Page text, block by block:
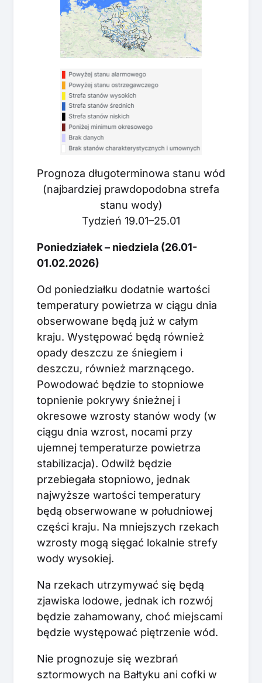
Prognoza długoterminowa stanu wód
(najbardziej prawdopodobna strefa
stanu wody)
Tydzień 19.01–25.01
Poniedziałek – niedziela (26.01-
01.02.2026)
Od poniedziałku dodatnie wartości
temperatury powietrza w ciągu dnia
obserwowane będą już w całym
kraju. Występować będą również
opady deszczu ze śniegiem i
deszczu, również marznącego.
Powodować będzie to stopniowe
topnienie pokrywy śnieżnej i
okresowe wzrosty stanów wody (w
ciągu dnia wzrost, nocami przy
ujemnej temperaturze powietrza
stabilizacja). Odwilż będzie
przebiegała stopniowo, jednak
najwyższe wartości temperatury
będą obserwowane w południowej
części kraju. Na mniejszych rzekach
wzrosty mogą sięgać lokalnie strefy
wody wysokiej.
Na rzekach utrzymywać się będą
zjawiska lodowe, jednak ich rozwój
będzie zahamowany, choć miejscami
będzie występować piętrzenie wód.
Nie prognozuje się wezbrań
sztormowych na Bałtyku ani cofki w